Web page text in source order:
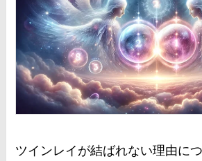
ツインレイが結ばれない理由に